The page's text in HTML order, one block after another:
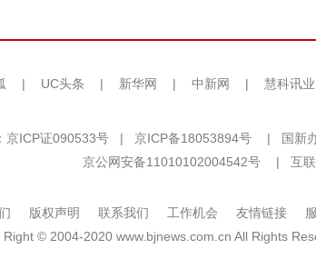
| UC头条 | 新华网 | 中新网 | 慧科讯业
京ICP证090533号 | 京ICP备18053894号 | 国新
京公网安备11010102004542号
| 互
版权声明 联系我们 工作机会 友情链接
Right © 2004-2020 www.bjnews.com.cn All Rights